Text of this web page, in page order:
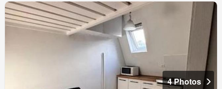
4 Photos